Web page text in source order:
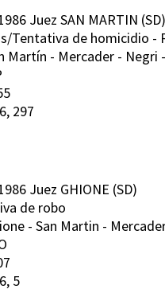
Juez SAN MARTIN (SD)
s/Tentativa de homicidio
Martín - Mercader - Negri
297
Juez GHIONE (SD)
de robo
- San Martin -
5